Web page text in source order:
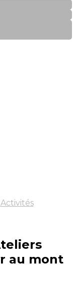
Activités